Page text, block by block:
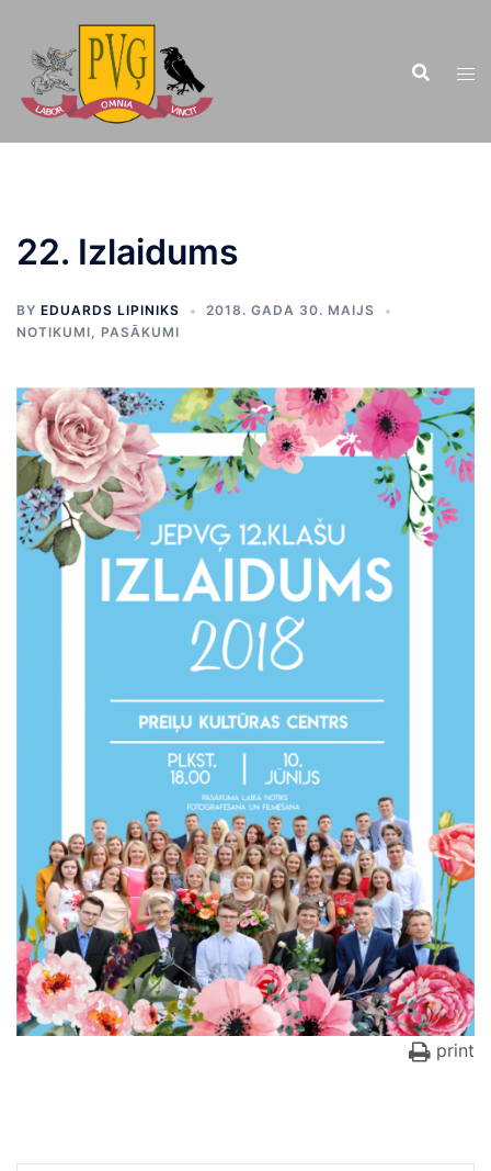
saturu
22. Izlaidums
BY EDUARDS LIPINIKS
2018. GADA 30. MAIJS
NOTIKUMI, PASĀKUMI
print